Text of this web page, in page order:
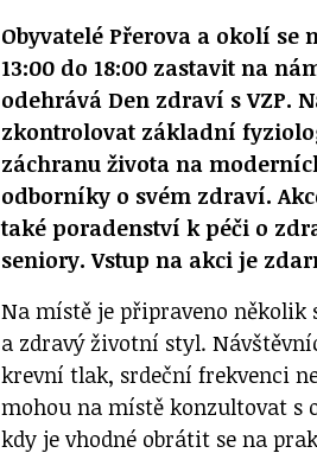
Obyvatelé Přerova a okolí se
13:00 do 18:00 zastavit na
odehrává Den zdraví s VZP.
zkontrolovat základní
záchranu života na
odborníky o svém zdraví.
také poradenství k péči o
seniory. Vstup na akci je
Na místě je připraveno několik
a zdravý životní styl.
krevní tlak, srdeční frekvenci
mohou na místě konzultovat s
kdy je vhodné obrátit se na